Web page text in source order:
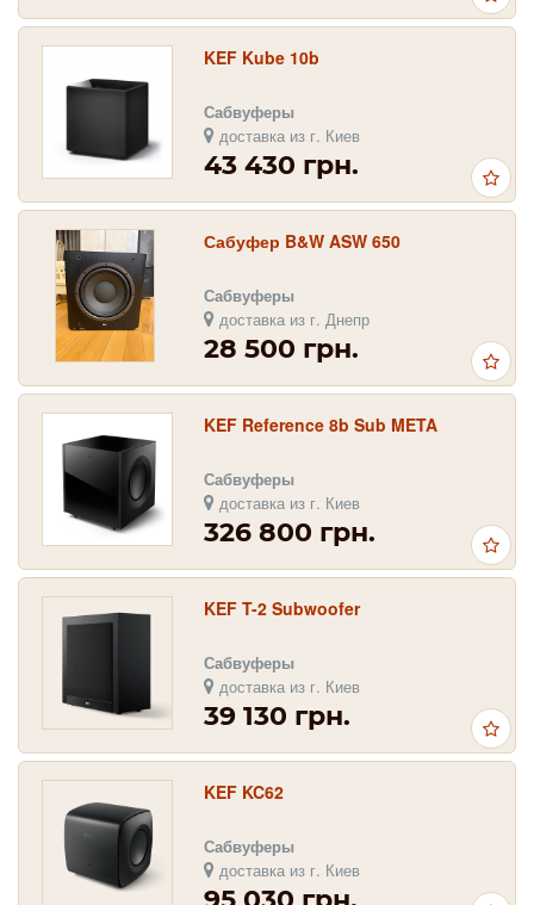
KEF Kube 10b
Сабвуферы
доставка из г. Киев
43 430 грн.
Сабуфер B&W ASW 650
Сабвуферы
доставка из г. Днепр
28 500 грн.
KEF Reference 8b Sub META
Сабвуферы
доставка из г. Киев
326 800 грн.
KEF T-2 Subwoofer
Сабвуферы
доставка из г. Киев
39 130 грн.
KEF KC62
Сабвуферы
доставка из г. Киев